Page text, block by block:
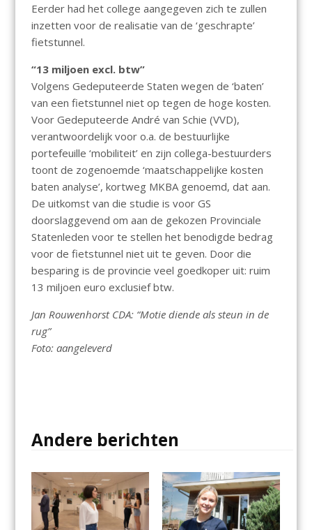
Eerder had het college aangegeven zich te zullen
inzetten voor de realisatie van de ‘geschrapte’
fietstunnel.
“13 miljoen excl. btw”
Volgens Gedeputeerde Staten wegen de ‘baten’
van een fietstunnel niet op tegen de hoge kosten.
Voor Gedeputeerde André van Schie (VVD),
verantwoordelijk voor o.a. de bestuurlijke
portefeuille ‘mobiliteit’ en zijn collega-bestuurders
toont de zogenoemde ‘maatschappelijke kosten
baten analyse’, kortweg MKBA genoemd, dat aan.
De uitkomst van die studie is voor GS
doorslaggevend om aan de gekozen Provinciale
Statenleden voor te stellen het benodigde bedrag
voor de fietstunnel niet uit te geven. Door die
besparing is de provincie veel goedkoper uit: ruim
13 miljoen euro exclusief btw.
Jan Rouwenhorst CDA: “Motie diende als steun in de
rug”
Foto: aangeleverd
Andere berichten